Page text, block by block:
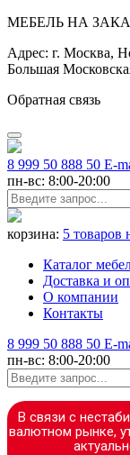
МЕБЕЛЬ НА
Адрес: г. Москва,
Большая
Обратная связь
8 999 50 888 50 E-
пн-вс: 8:00-20:00
корзина: 5 товаров
Каталог
Доставка и
О компании
Контакты
8 999 50 888 50 E-
пн-вс: 8:00-20:00
В связи с
валютном рынке,